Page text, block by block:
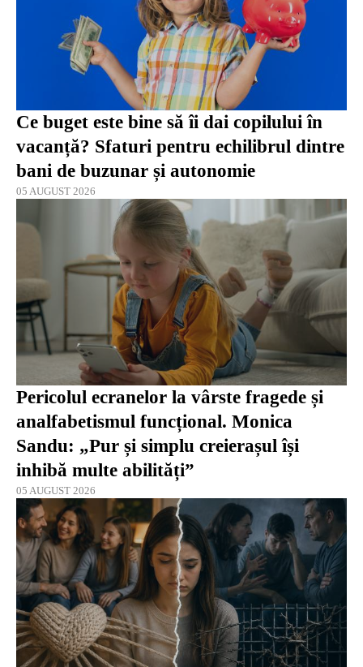
Ce buget este bine să îi dai copilului în
vacanță? Sfaturi pentru echilibrul dintre
bani de buzunar și autonomie
05 AUGUST 2026
Pericolul ecranelor la vârste fragede și
analfabetismul funcțional. Monica
Sandu: „Pur și simplu creierașul își
inhibă multe abilități”
05 AUGUST 2026